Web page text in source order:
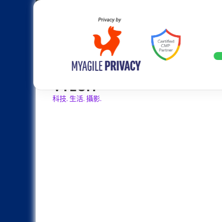
Skip
20週年大革新：蘋果 iPhone 20
VTECH
科技. 生活. 攝影.